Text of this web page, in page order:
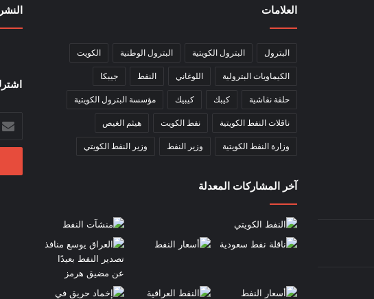
العلامات
البترول البترول الكويتية البترول الوطنية الكويت
الكيماويات البترولية اللوغاني النفط جيبكا
حلقة نقاشية كيبك كيبيك مؤسسة البترول الكويتية
ناقلات النفط الكويتية نفط الكويت هيثم الغيص
وزارة النفط الكويتية وزير النفط وزير النفط الكويتي
آخر المشاركات المعدلة
أدخل
بريدك